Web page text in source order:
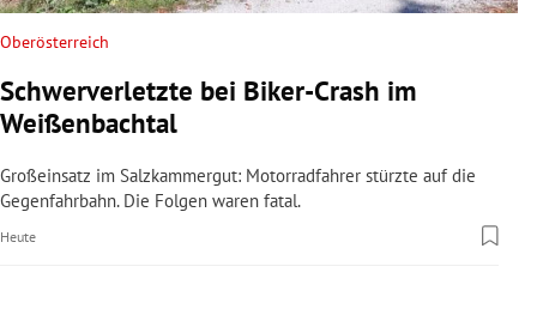
Untermenü
Untermenü
Untermenü
Oberösterreich
Schwerverletzte bei Biker-Crash im
Weißenbachtal
Großeinsatz im Salzkammergut: Motorradfahrer stürzte auf die
Gegenfahrbahn. Die Folgen waren fatal.
Heute